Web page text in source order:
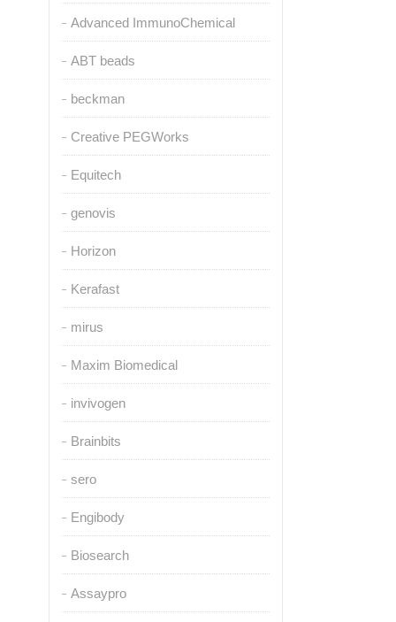
Advanced ImmunoChemical
ABT beads
beckman
Creative PEGWorks
Equitech
genovis
Horizon
Kerafast
mirus
Maxim Biomedical
invivogen
Brainbits
sero
Engibody
Biosearch
Assaypro